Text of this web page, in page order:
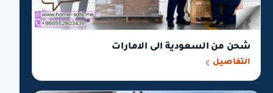
شحن من السعودية الى الامارات
التفاصيل